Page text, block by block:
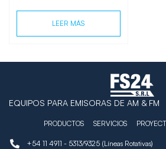
LEER MÁS
EQUIPOS PARA EMISORAS DE AM & FM
PRODUCTOS SERVICIOS
+54 11 4911 - 5313/9325 (Líneas Rotativas)